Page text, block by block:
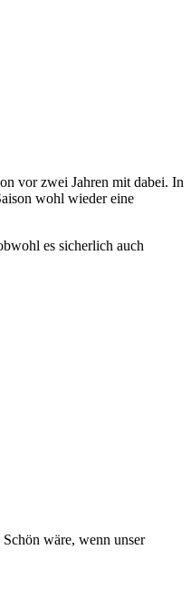
vor zwei Jahren mit dabei. In
wohl wieder eine
es sicherlich auch
wäre, wenn unser